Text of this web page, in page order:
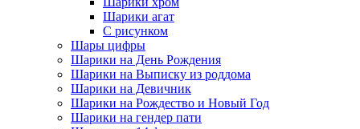
Шарики агат
С рисунком
Шары цифры
Шарики на День Рождения
Шарики на Выписку из роддома
Шарики на Девичник
Шарики на Рождество и Новый Год
Шарики на гендер пати